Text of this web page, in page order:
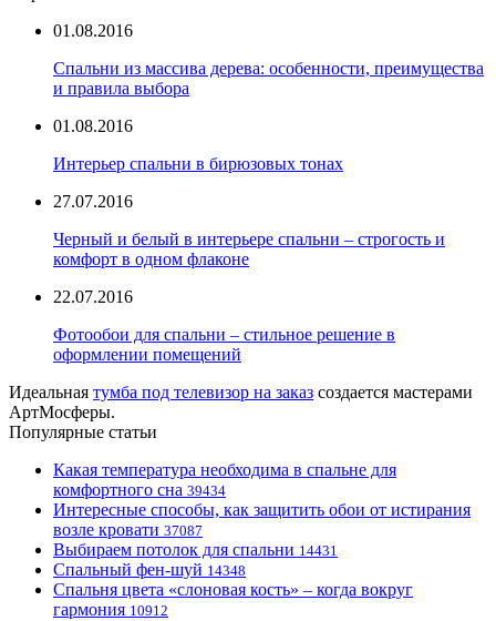
01.08.2016
Спальни из массива дерева: особенности, преимущества
и правила выбора
01.08.2016
Интерьер спальни в бирюзовых тонах
27.07.2016
Черный и белый в интерьере спальни – строгость и
комфорт в одном флаконе
22.07.2016
Фотообои для спальни – стильное решение в
оформлении помещений
Идеальная тумба под телевизор на заказ создается мастерами
АртМосферы.
Популярные статьи
Какая температура необходима в спальне для
комфортного сна 39434
Интересные способы, как защитить обои от истирания
возле кровати 37087
Выбираем потолок для спальни 14431
Спальный фен-шуй 14348
Спальня цвета «слоновая кость» – когда вокруг
гармония 10912